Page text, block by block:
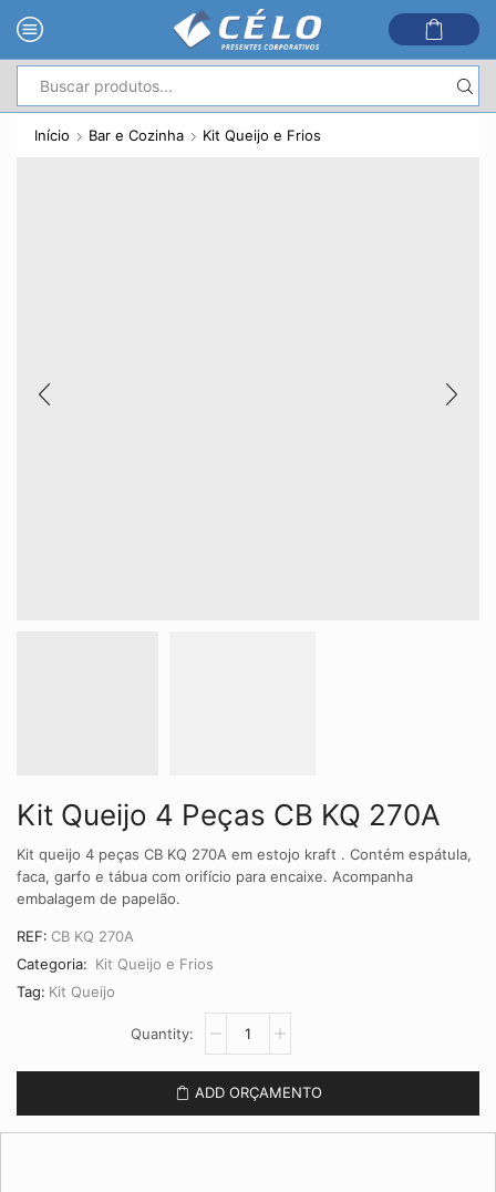
de
pesquisa
Início Bar e Cozinha Kit Queijo e Frios
Kit Queijo 4 Peças CB KQ 270A
Kit queijo 4 peças CB KQ 270A em estojo kraft . Contém espátula,
faca, garfo e tábua com orifício para encaixe. Acompanha
embalagem de papelão.
REF: CB KQ 270A
Categoria: Kit Queijo e Frios
Tag: Kit Queijo
Queijo
CB
ADD ORÇAMENTO